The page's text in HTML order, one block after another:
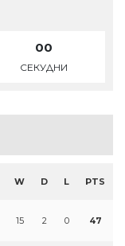
00
СЕКУДНИ
W D L PTS
15 2 0 47